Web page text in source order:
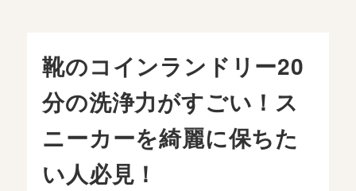
靴のコインランドリー20
分の洗浄力がすごい！ス
ニーカーを綺麗に保ちた
い人必見！